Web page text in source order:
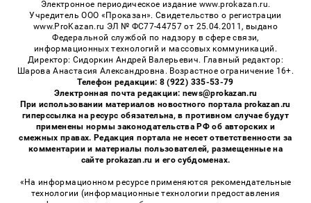
Электронное периодическое издание www.prokazan.ru.
Учредитель ООО «Проказан». Cвидетельство о регистрации
www.ProKazan.ru ЭЛ № ФС77-44757 от 25.04.2011, выдано
Федеральной службой по надзору в сфере связи,
информационных технологий и массовых коммуникаций.
Директор: Сидоркин Андрей Валерьевич. Главный редактор:
Шарова Анастасия Александровна. Возрастное ограничение 16+.
Телефон редакции: 8 (922) 335-53-79
Электронная почта редакции: news@prokazan.ru
При использовании материалов новостного портала prokazan.ru
гиперссылка на ресурс обязательна, в противном случае будут
применены нормы законодательства РФ об авторских и
смежных правах. Редакция портала не несет ответственности за
комментарии и материалы пользователей, размещенные на
сайте prokazan.ru и его субдоменах.
«На информационном ресурсе применяются рекомендательные
технологии (информационные технологии предоставления